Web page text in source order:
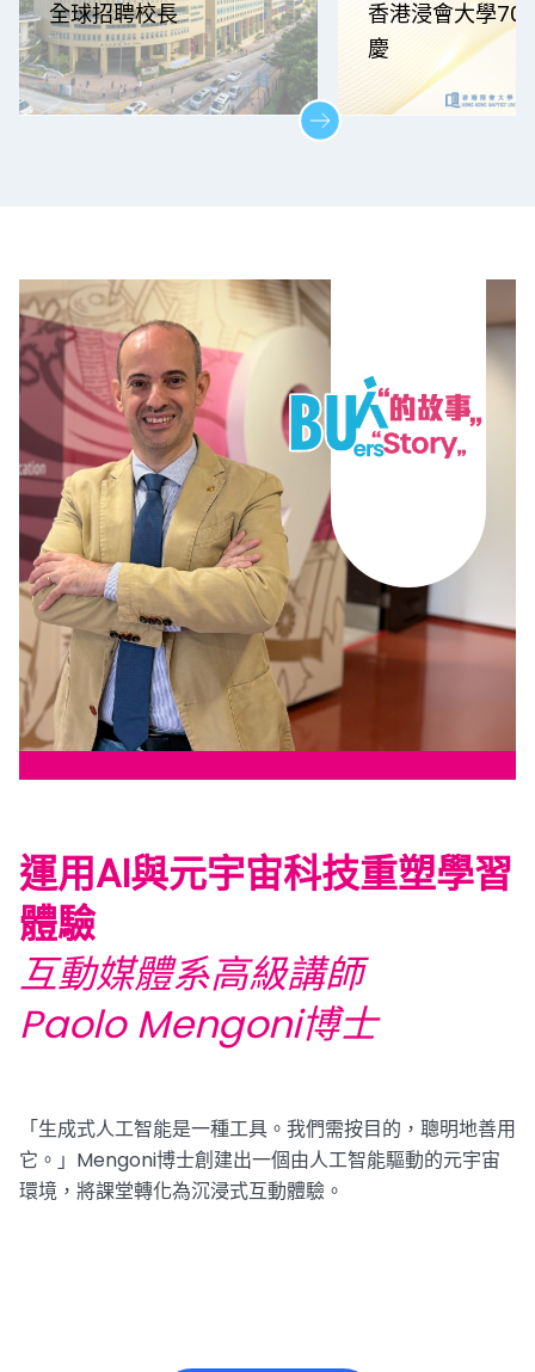
全球招聘校長
香港浸會大學70
慶
運用AI與元宇宙科技重塑學習
體驗
互動媒體系高級講師
Paolo Mengoni博士
「生成式人工智能是一種工具。我們需按目的，聰明地善用
它。」Mengoni博士創建出一個由人工智能驅動的元宇宙
環境，將課堂轉化為沉浸式互動體驗。